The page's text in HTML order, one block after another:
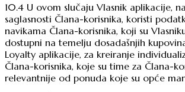
10.4 U ovom slučaju Vlasnik aplikacije,
saglasnosti Člana-korisnika, koristi
navikama Člana-korisnika, koji su
dostupni na temelju dosadašnjih
Loyalty aplikacije, za kreiranje
Člana-korisnika, koje su time za Člana-
relevantnije od ponuda koje su opće